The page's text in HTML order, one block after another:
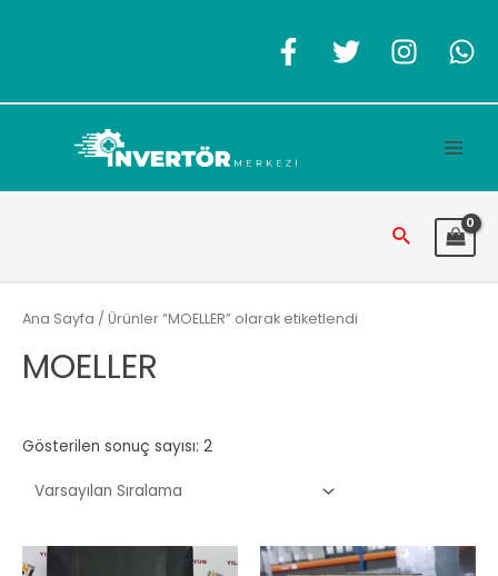
Arama
Ana Sayfa / Ürünler “MOELLER” olarak etiketlendi
MOELLER
Gösterilen sonuç sayısı: 2